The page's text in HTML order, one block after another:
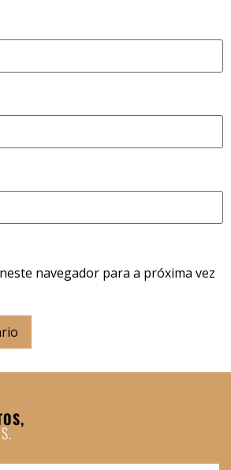
navegador para a próxima vez